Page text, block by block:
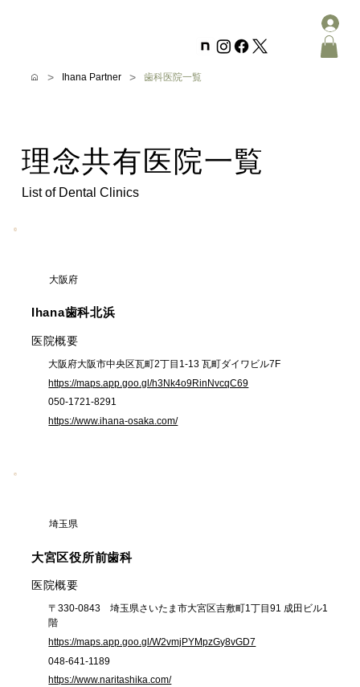
> Ihana Partner > 歯科医院一覧
理念共有医院一覧
List of Dental Clinics
大阪府
Ihana歯科北浜
​医院概要
大阪府大阪市中央区瓦町2丁目1-13 瓦町ダイワビル7F
https://maps.app.goo.gl/h3Nk4o9RinNvcqC69
050-1721-8291
https://www.ihana-osaka.com/
埼玉県
大宮区役所前歯科
​医院概要
〒330-0843 埼玉県さいたま市大宮区吉敷町1丁目91 成田ビル1
階
https://maps.app.goo.gl/W2vmjPYMpzGy8vGD7
048-641-1189
https://www.naritashika.com/